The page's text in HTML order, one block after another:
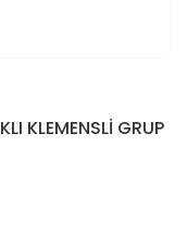
KLEMENSLİ GRUP